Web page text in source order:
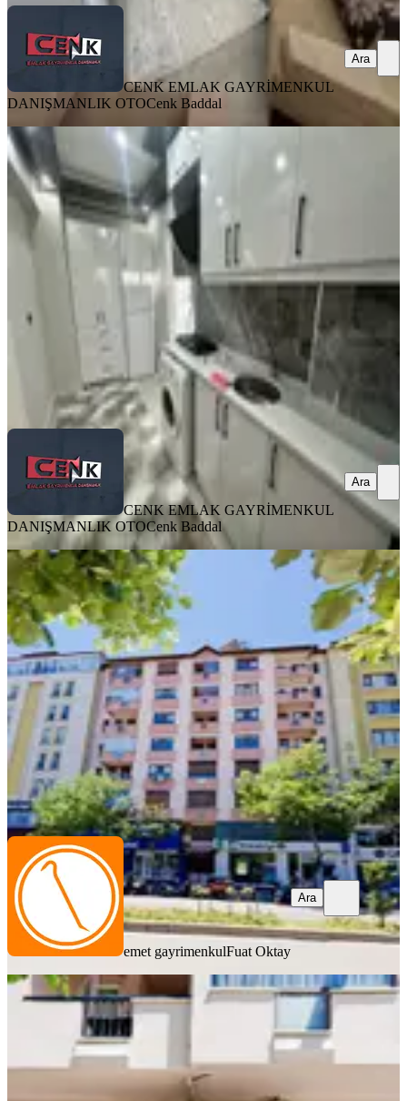
CENK EMLAK GAYRİMENKUL
DANIŞMANLIK OTOCenk Baddal
Ara
SIFIR BİNA
Yedişehitler Mahallesi Emek Taksi
Üstü Kiralık 2+0 Apart
Merkez, Yedişehitler Mahallesi
2+0
55 m²
17.000 ₺
CENK EMLAK GAYRİMENKUL DANIŞMANLIK OTO
CENK EMLAK GAYRİMENKUL
DANIŞMANLIK OTOCenk Baddal
Ara
BALKONLU
Cadde Üzeri Çarşı Merkezde 3+1
Daire, 171m2
Merkez, Pirimehmet Mahallesi
3+1·172 m²·6. Kat·31.07.2026
30.000 ₺
emet gayrimenkulFuat Oktay
Ara
emet gayrimenkulFuat Oktay
Ara
BALKONLU
Davraz Yaşam Haskanesi Yakınında
99m2 2+1 Daire
Merkez, Pirimehmet Mahallesi
2+1·99 m²· 5. Kat ·30.07.2026